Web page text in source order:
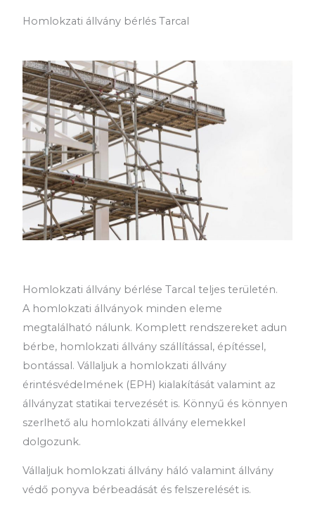
Homlokzati állvány bérlés Tarcal
Homlokzati állvány bérlése Tarcal teljes területén.
A homlokzati állványok minden eleme
megtalálható nálunk. Komplett rendszereket adun
bérbe, homlokzati állvány szállítással, építéssel,
bontással. Vállaljuk a homlokzati állvány
érintésvédelmének (EPH) kialakítását valamint az
állványzat statikai tervezését is. Könnyű és könnyen
szerlhető alu homlokzati állvány elemekkel
dolgozunk.
Vállaljuk homlokzati állvány háló valamint állvány
védő ponyva bérbeadását és felszerelését is.